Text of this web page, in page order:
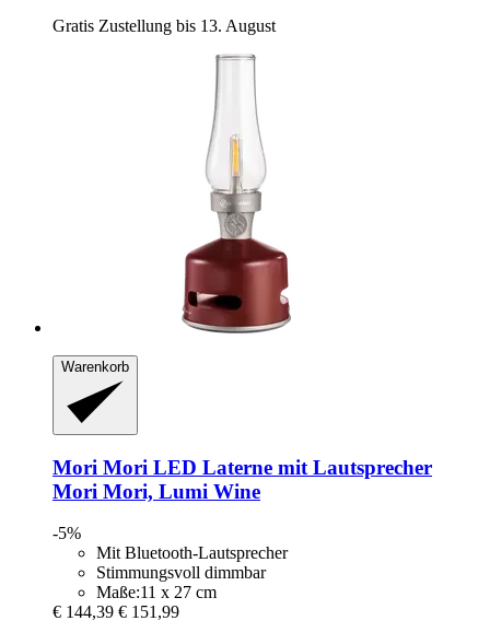
Gratis Zustellung bis 13. August
Warenkorb
Mori Mori LED Laterne mit Lautsprecher
Mori Mori, Lumi Wine
-5%
Mit Bluetooth-Lautsprecher
Stimmungsvoll dimmbar
Maße:11 x 27 cm
€ 144,39 € 151,99